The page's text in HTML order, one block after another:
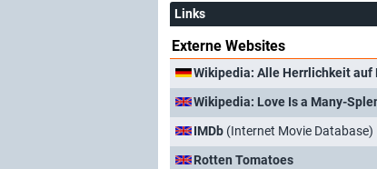
Links
Externe Websites
Wikipedia: Alle Herrlichkeit auf
Wikipedia: Love Is a Many-
IMDb (Internet Movie Database)
Rotten Tomatoes